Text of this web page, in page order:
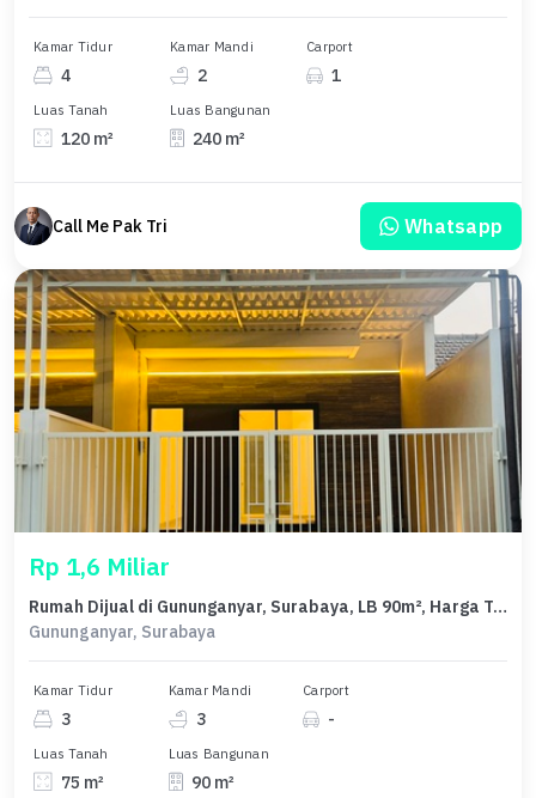
Kamar Tidur
4
Kamar Mandi
2
Carport
1
Luas Tanah
120 m²
Luas Bangunan
240 m²
Call Me Pak Tri Whatsapp
Rp 1,6 Miliar
Rumah Dijual di Gununganyar, Surabaya, LB 90m², Harga Terbaik!
Gununganyar, Surabaya
Kamar Tidur
3
Kamar Mandi
3
Carport
-
Luas Tanah
75 m²
Luas Bangunan
90 m²